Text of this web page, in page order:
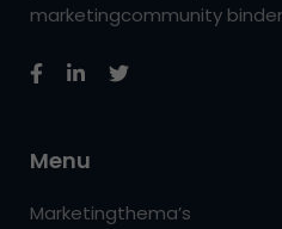
marketingcommunity
Menu
Marketingthema’s